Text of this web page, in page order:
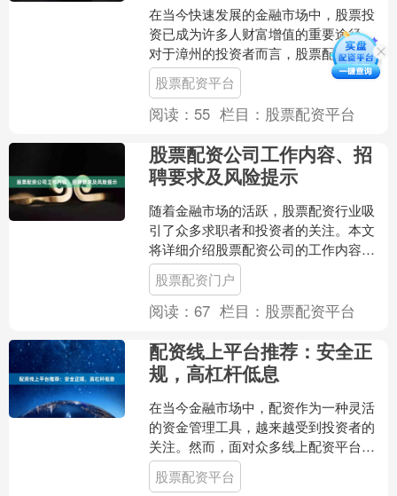
在当今快速发展的金融市场中，股票投
资已成为许多人财富增值的重要途径。
对于漳州的投资者而言，股票配资这一
杠杆工具既可能放大收益，也可能加剧
风险。如何在众多配资平台....
股票配资平台
阅读： 55 栏目： 股票配资平台
股票配资公司工作内容、招
聘要求及风险提示
随着金融市场的活跃，股票配资行业吸
引了众多求职者和投资者的关注。本文
将详细介绍股票配资公司的工作内容、
招聘要求及风险提示，帮助您全面了解
这一领域。 ## 一、股....
股票配资门户
阅读：67 栏目： 股票配资平台
配资线上平台推荐：安全正
规，高杠杆低息
在当今金融市场中，配资作为一种灵活
的资金管理工具，越来越受到投资者的
关注。然而，面对众多线上配资平台，
如何选择一家安全正规、高杠杆低息的
平台，成为投资者最关心的....
股票配资平台